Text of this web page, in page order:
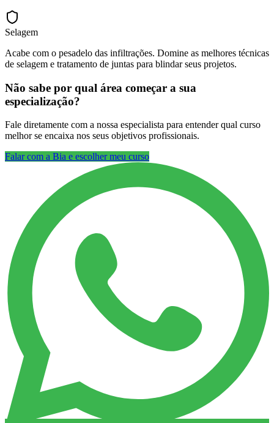
Selagem
Acabe com o pesadelo das infiltrações. Domine as melhores técnicas
de selagem e tratamento de juntas para blindar seus projetos.
Não sabe por qual área começar a sua
especialização?
Fale diretamente com a nossa especialista para entender qual curso
melhor se encaixa nos seus objetivos profissionais.
Falar com a Bia e escolher meu curso